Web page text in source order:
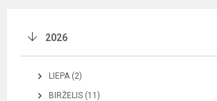
2026
LIEPA (2)
BIRŽELIS (11)